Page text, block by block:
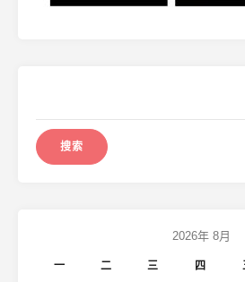
2026年 8月
一 二 三 四